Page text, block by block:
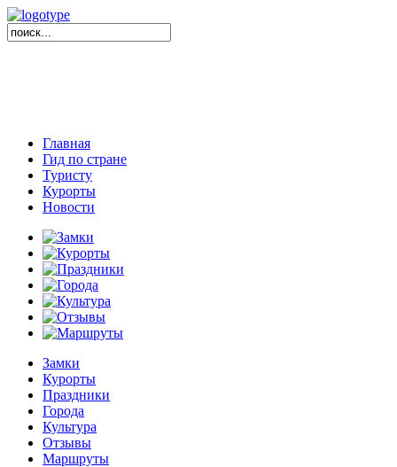
Главная
Гид по стране
Туристу
Курорты
Новости
Замки
Курорты
Праздники
Города
Культура
Отзывы
Маршруты